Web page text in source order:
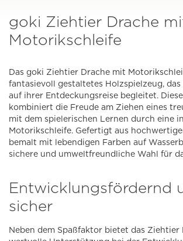
goki Ziehtier Drache
Motorikschleife
Das goki Ziehtier Drache mit
fantasievoll gestaltetes Holzspielzeug, das
auf ihrer Entdeckungsreise begleitet.
kombiniert die Freude am Ziehen eines
mit dem spielerischen Lernen durch eine
Motorikschleife. Gefertigt aus
bemalt mit lebendigen Farben auf
sichere und umweltfreundliche Wahl für
Entwicklungsfördernd
sicher
Neben dem Spaßfaktor bietet das Ziehtier